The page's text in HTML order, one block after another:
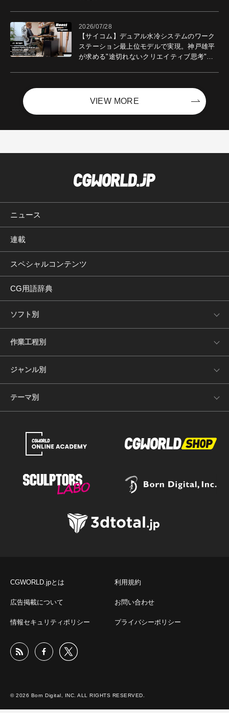
2026/07/28
【サイコム】デュアル水冷システムのワーク
ステーション最上位モデルで実現。神戸雄平
が求める"途切れないクリエイティブ思考"｜
VIEW MORE
ニュース
連載
スペシャルコンテンツ
CG用語辞典
ソフト別
作業工程別
ジャンル別
テーマ別
CGWORLD.jpとは 利用規約
広告掲載について お問い合わせ
情報セキュリティポリシー プライバシーポリシー
© 2026 Born Digital, INC. ALL RIGHTS RESERVED.